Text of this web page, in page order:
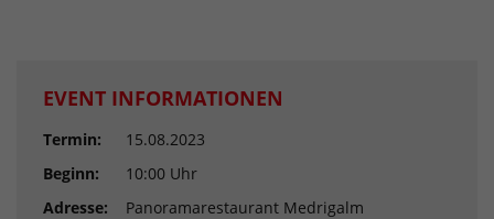
EVENT INFORMATIONEN
Termin:
15.08.2023
Beginn:
10:00 Uhr
Adresse:
Panoramarestaurant Medrigalm